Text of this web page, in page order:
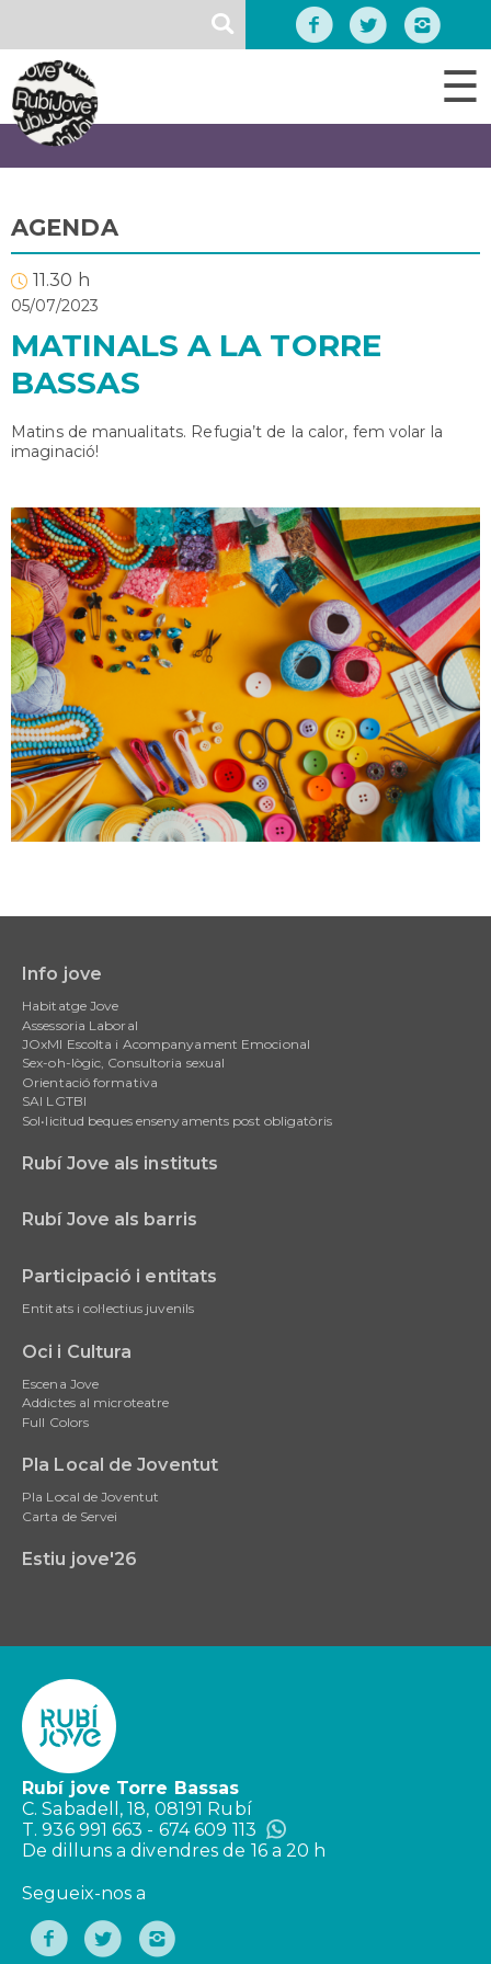
contingut
☰
AGENDA
11.30 h
05/07/2023
MATINALS A LA TORRE
BASSAS
Matins de manualitats. Refugia’t de la calor, fem volar la
imaginació!
navigation
Info jove
Habitatge Jove
Assessoria Laboral
JOxMI Escolta i Acompanyament Emocional
Sex-oh-lògic, Consultoria sexual
Orientació formativa
SAI LGTBI
Sol•licitud beques ensenyaments post obligatòris
Rubí Jove als instituts
Rubí Jove als barris
Participació i entitats
Entitats i col·lectius juvenils
Oci i Cultura
Escena Jove
Addictes al microteatre
Full Colors
Pla Local de Joventut
Pla Local de Joventut
Carta de Servei
Estiu jove'26
Rubí jove Torre Bassas
C. Sabadell, 18, 08191 Rubí
T. 936 991 663 - 674 609 113
De dilluns a divendres de 16 a 20 h
Segueix-nos a